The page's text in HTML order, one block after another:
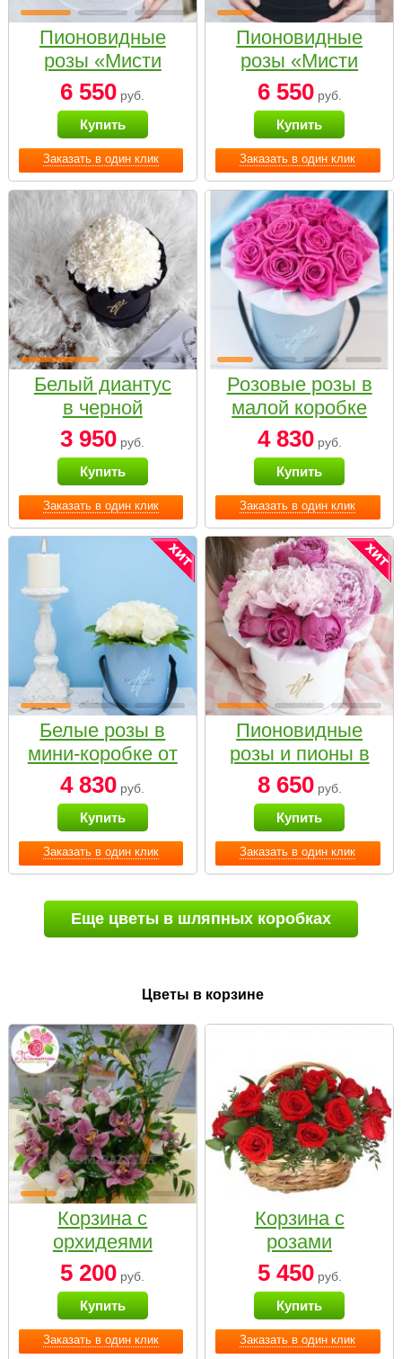
Заказать в один клик
Пионовидные
розы «Мисти
бабблс» в белой
коробке Small
6 550 руб.
Купить
Заказать в один клик
Пионовидные
розы «Мисти
бабблс» в
черной коробке
Small
6 550руб.
Купить
Заказать в один клик
Белый диантус
в черной
коробке Small
3 950 руб.
Купить
Заказать в один клик
Розовые розы в
малой коробке
4 830руб.
Купить
Заказать в один клик
Белые розы в
мини-коробке от
Bella Fiori
4 830 руб.
Купить
Заказать в один клик
Пионовидные
розы и пионы в
белой коробке
Small
8 650руб.
Купить
Еще цветы в шляпных коробках
Цветы в корзине
Заказать в один клик
Корзина с
орхидеями
малая
5 200 руб.
Купить
Заказать в один клик
Корзина с
розами
«Красный
Париж»
5 450руб.
Купить